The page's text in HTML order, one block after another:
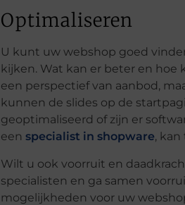
Optimaliseren
U kunt uw webshop goed
kijken. Wat kan er beter en
een perspectief van aanbod,
kunnen de slides op de
geoptimaliseerd of zijn er
een specialist in shopware,
Wilt u ook voorruit en
specialisten en ga samen
mogelijkheden voor uw